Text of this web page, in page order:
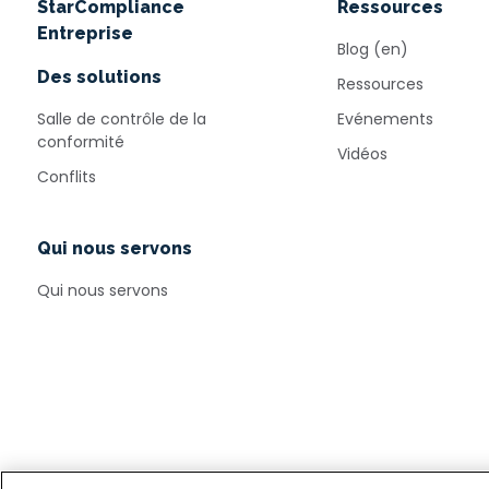
StarCompliance
Entreprise
Des solutions
Salle de contrôle de la
conformité
Conflits
Qui nous servons
Qui nous servons
Ressources
Blog (en)
Ressources
Evénements
Vidéos